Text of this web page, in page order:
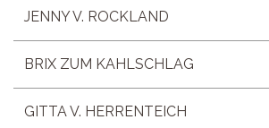
JENNY V. ROCKLAND
BRIX ZUM KAHLSCHLAG
GITTA V. HERRENTEICH